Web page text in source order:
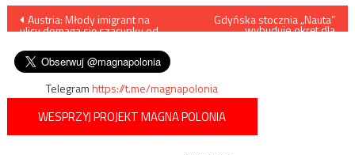
Nawigacja
wpisu
Austria: Młody imigrant na
ulicy domaga się szacunku od
Gdyńska stocznia „Nauta”
wybuduje okręt dla
Telegramhttps://t.me/magnapolonia
WESPRZYJ PROJEKT MAGNA POLONIA